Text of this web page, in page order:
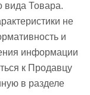
вида Товара.
не
и
информации
к Продавцу
в разделе